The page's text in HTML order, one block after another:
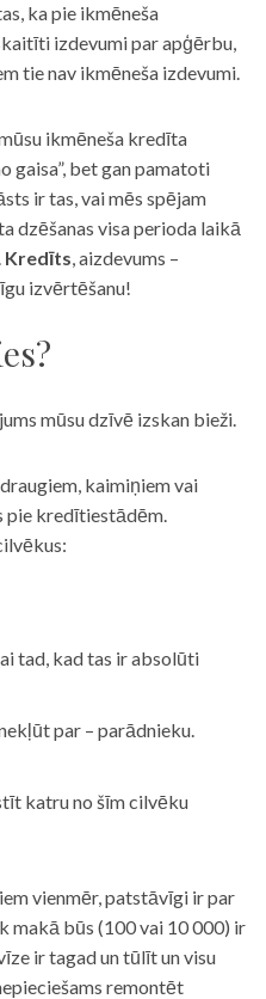
ka pie ikmēneša
izdevumi par apģērbu,
tie nav ikmēneša izdevumi.
ikmēneša kredīta
gaisa”, bet gan pamatoti
ir tas, vai mēs spējam
dzēšanas visa perioda laikā
Kredīts, aizdevums –
izvērtēšanu!
mūsu dzīvē izskan bieži.
kaimiņiem vai
pie kredītiestādēm.
tad, kad tas ir absolūti
par – parādnieku.
katru no šīm cilvēku
vienmēr, patstāvīgi ir par
makā būs (100 vai 10 000) ir
ir tagad un tūlīt un visu
remontēt